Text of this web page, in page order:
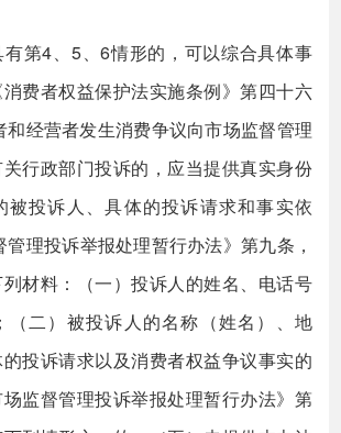
4、5、6情形的，可以综合具体事
费者权益保护法实施条例》第四十六
和经营者发生消费争议向市场监督管理
行政部门投诉的，应当提供真实身份
被投诉人、具体的投诉请求和事实依
管理投诉举报处理暂行办法》第九条，
材料：（一）投诉人的姓名、电话号
（二）被投诉人的名称（姓名）、地
投诉请求以及消费者权益争议事实的
监督管理投诉举报处理暂行办法》第